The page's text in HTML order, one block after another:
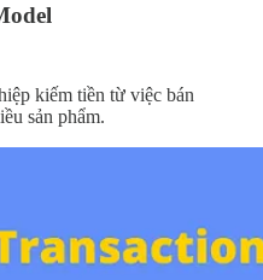
kiếm tiền từ việc bán
sản phẩm.